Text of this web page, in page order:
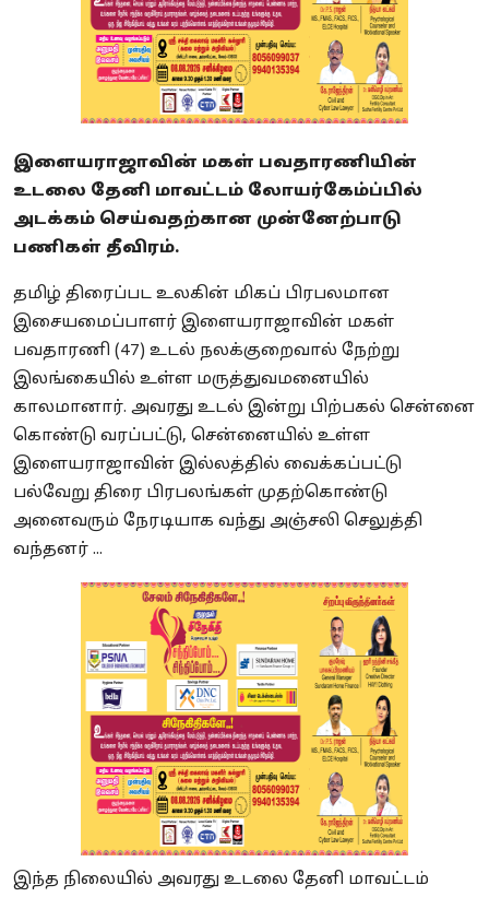
இளையராஜாவின் மகள் பவதாரணியின்
உடலை தேனி மாவட்டம் லோயர்கேம்ப்பில்
அடக்கம் செய்வதற்கான முன்னேற்பாடு
பணிகள் தீவிரம்.
தமிழ் திரைப்பட உலகின் மிகப் பிரபலமான
இசையமைப்பாளர் இளையராஜாவின் மகள்
பவதாரணி (47) உடல் நலக்குறைவால் நேற்று
இலங்கையில் உள்ள மருத்துவமனையில்
காலமானார். அவரது உடல் இன்று பிற்பகல் சென்னை
கொண்டு வரப்பட்டு, சென்னையில் உள்ள
இளையராஜாவின் இல்லத்தில் வைக்கப்பட்டு
பல்வேறு திரை பிரபலங்கள் முதற்கொண்டு
அனைவரும் நேரடியாக வந்து அஞ்சலி செலுத்தி
வந்தனர் ...
இந்த நிலையில் அவரது உடலை தேனி மாவட்டம்